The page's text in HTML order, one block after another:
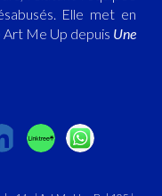
Elle met en
Art Me Up depuis Une